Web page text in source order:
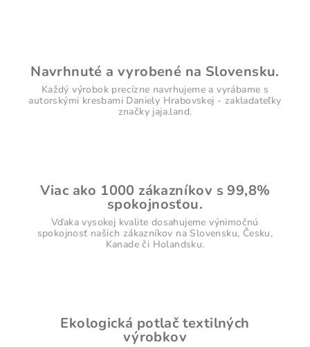
Navrhnuté a vyrobené na Slovensku.
Každý výrobok precízne navrhujeme a vyrábame s
autorskými kresbami Daniely Hrabovskej - zakladateľky
značky jaja.land.
Viac ako 1000 zákazníkov s 99,8%
spokojnosťou.
Vďaka vysokej kvalite dosahujeme výnimočnú
spokojnosť našich zákazníkov na Slovensku, Česku,
Kanade či Holandsku.
Ekologická potlač textilných
výrobkov